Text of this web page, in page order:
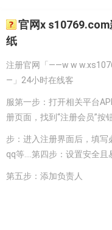
官网x
纸
注册官网「——w w
—」24小时在线客
服第一步：打开相关平台
册页面，找到“注册会员”按
步：进入注册界面后，填写
qq等....第四步：设置安全且
第五步：添加负责人